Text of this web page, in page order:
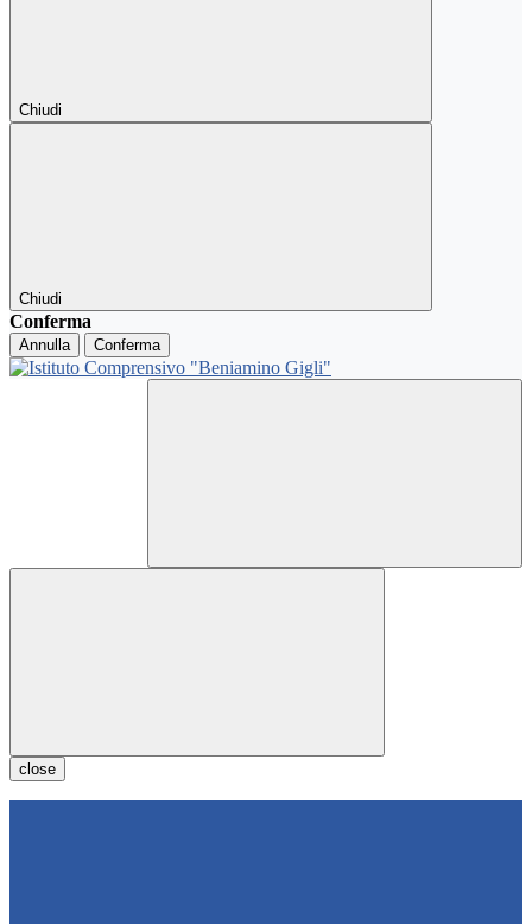
Chiudi
Chiudi
Conferma
Annulla Conferma
close